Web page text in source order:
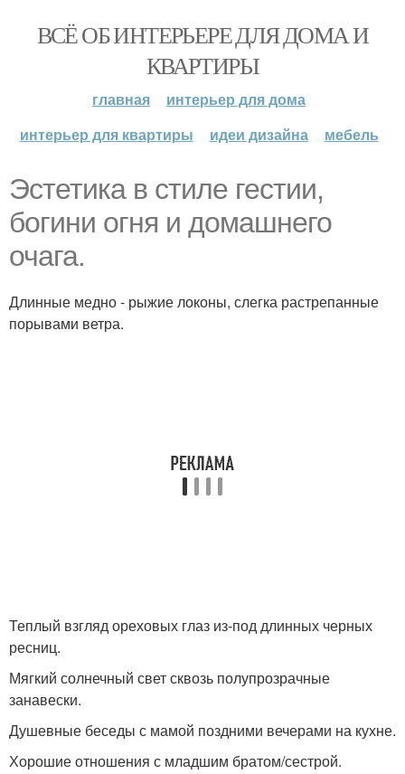
ВСЁ ОБ ИНТЕРЬЕРЕ ДЛЯ ДОМА И
КВАРТИРЫ
главная
интерьер для дома
интерьер для квартиры
идеи дизайна мебель
Эстетика в стиле гестии,
богини огня и домашнего
очага.
Длинные медно - рыжие локоны, слегка растрепанные
порывами ветра.
Теплый взгляд ореховых глаз из-под длинных черных
ресниц.
Мягкий солнечный свет сквозь полупрозрачные
занавески.
Душевные беседы с мамой поздними вечерами на кухне.
Хорошие отношения с младшим братом/сестрой.